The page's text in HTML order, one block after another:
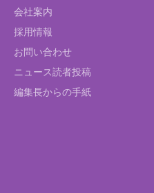
会社案内
採用情報
お問い合わせ
ニュース読者投稿
編集長からの手紙